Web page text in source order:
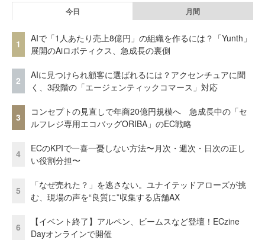
今日 月間
1
AIで「1人あたり売上8億円」の組織を作るには？「Yunth」
展開のAiロボティクス、急成長の裏側
2
AIに見つけられ顧客に選ばれるには？アクセンチュアに聞
く、3段階の「エージェンティックコマース」対応
3
コンセプトの見直しで年商20億円規模へ 急成長中の「セ
ルフレジ専用エコバッグORIBA」のEC戦略
4
ECのKPIで一喜一憂しない方法〜月次・週次・日次の正し
い役割分担〜
5
「なぜ売れた？」を逃さない。ユナイテッドアローズが挑
む、現場の声を“良質に”収集する店舗AX
6
【イベント終了】アルペン、ビームスなど登壇！ECzine
Dayオンラインで開催